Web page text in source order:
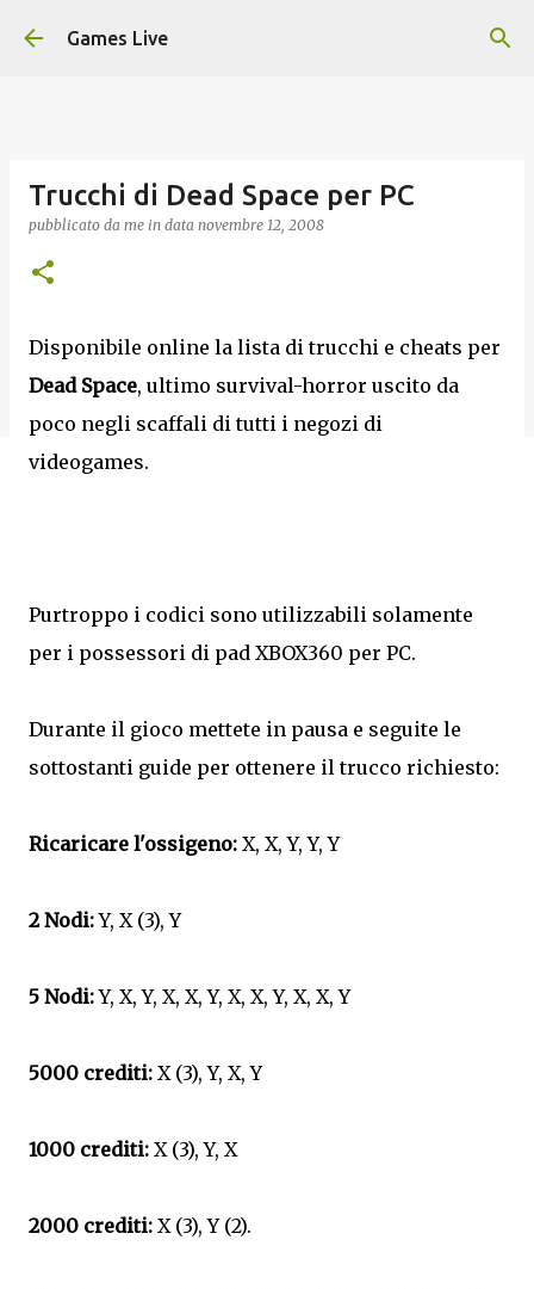
Passa ai contenuti principali
Games Live
Trucchi di Dead Space per PC
pubblicato da me in data novembre 12, 2008
Disponibile online la lista di trucchi e cheats per
Dead Space, ultimo survival-horror uscito da
poco negli scaffali di tutti i negozi di
videogames.
Purtroppo i codici sono utilizzabili solamente
per i possessori di pad XBOX360 per PC.
Durante il gioco mettete in pausa e seguite le
sottostanti guide per ottenere il trucco richiesto:
Ricaricare l'ossigeno: X, X, Y, Y, Y
2 Nodi:Y, X (3), Y
5 Nodi:Y, X, Y, X, X, Y, X, X, Y, X, X, Y
5000 crediti: X (3), Y, X, Y
1000 crediti: X (3), Y, X
2000 crediti: X (3), Y (2).